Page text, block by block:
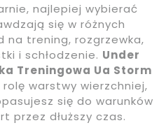
najlepiej wybierać
się w różnych
na trening, rozgrzewka,
i schłodzenie. Under
Treningowa Ua Storm
rolę warstwy wierzchniej,
się do warunków
przez dłuższy czas.